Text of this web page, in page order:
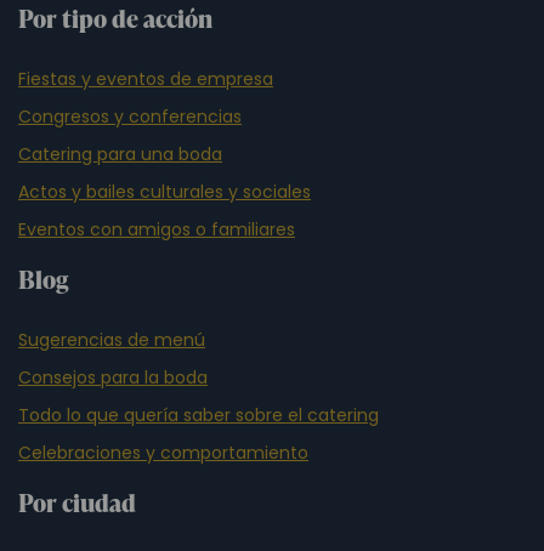
Por tipo de acción
Fiestas y eventos de empresa
Congresos y conferencias
Catering para una boda
Actos y bailes culturales y sociales
Eventos con amigos o familiares
Blog
Sugerencias de menú
Consejos para la boda
Todo lo que quería saber sobre el catering
Celebraciones y comportamiento
Por ciudad